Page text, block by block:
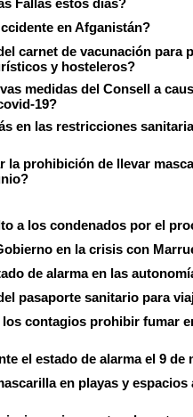
Fallas estos días?
en Afganistán?
carnet de vacunación para
y hosteleros?
medidas del Consell a
19?
en las restricciones
la prohibición de llevar
a los condenados por el
en la crisis con
de alarma en las
pasaporte sanitario para
contagios prohibir fumar
el estado de alarma el 9 de
en playas y espacios